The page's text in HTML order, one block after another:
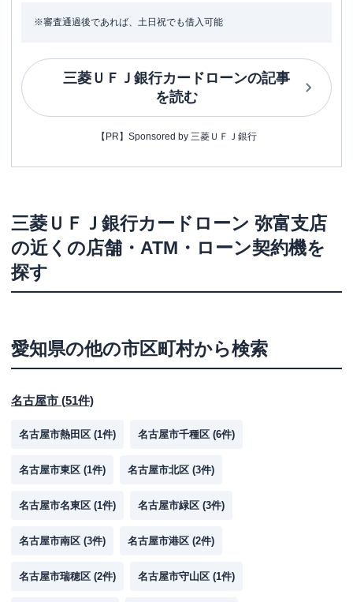
※審査通過後であれば、土日祝でも借入可能
三菱ＵＦＪ銀行カードローンの記事
を読む
【PR】Sponsored by 三菱ＵＦＪ銀行
三菱ＵＦＪ銀行カードローン 弥富支店
の近くの店舗・ATM・ローン契約機を
探す
愛知県の他の市区町村から検索
名古屋市 (51件)
名古屋市熱田区 (1件) 名古屋市千種区 (6件)
名古屋市東区 (1件) 名古屋市北区 (3件)
名古屋市名東区 (1件) 名古屋市緑区 (3件)
名古屋市南区 (3件) 名古屋市港区 (2件)
名古屋市瑞穂区 (2件) 名古屋市守山区 (1件)